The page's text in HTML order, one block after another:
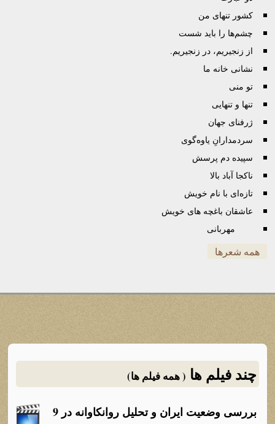
کشور تنهای من
چشم‌ها را باید شست
از زنجیریم، در زنجیریم.
نشانی خانه ما
تو منی
تنها و تنهایی
ژرفنای جهان
سردمدارانِ یاوه‌گوی
سپیده دم پرسش
ناکجا آباد بالا
تازه‌ای با نام خویش
عاشقان باغچه های خویش
مهربانی
همه شعرها
چند فیلم ها ( همه فیلم ها)
بررسی وضعیت ایران و تحلیل روانکاوانه در 9